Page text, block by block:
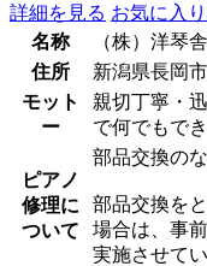
詳細を見る お気に入
名称
（株）洋琴
住所
新潟県長岡市
モット
ー
親切丁寧・
で何でもで
ピアノ
修理に
ついて
部品交換の
部品交換を
場合は、事
実施させて